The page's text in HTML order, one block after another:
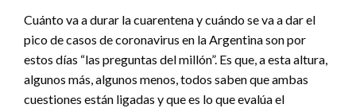
Cuánto va a durar la cuarentena y cuándo se va a dar el
pico de casos de coronavirus en la Argentina son por
estos días “las preguntas del millón”. Es que, a esta altura,
algunos más, algunos menos, todos saben que ambas
cuestiones están ligadas y que es lo que evalúa el